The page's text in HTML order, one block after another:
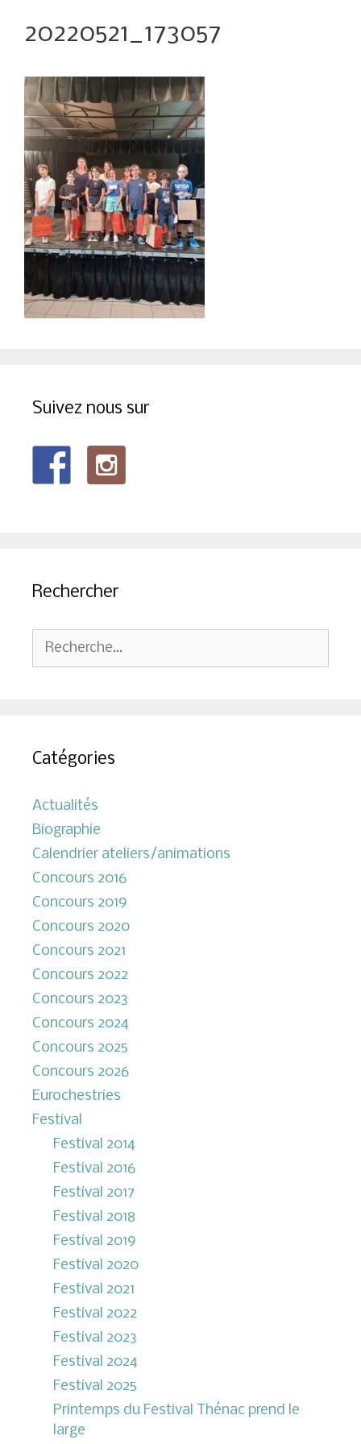
20220521_173057
Suivez nous sur
Rechercher
Rechercher :
Catégories
Actualités
Biographie
Calendrier ateliers/animations
Concours 2016
Concours 2019
Concours 2020
Concours 2021
Concours 2022
Concours 2023
Concours 2024
Concours 2025
Concours 2026
Eurochestries
Festival
Festival 2014
Festival 2016
Festival 2017
Festival 2018
Festival 2019
Festival 2020
Festival 2021
Festival 2022
Festival 2023
Festival 2024
Festival 2025
Printemps du Festival Thénac prend le
large